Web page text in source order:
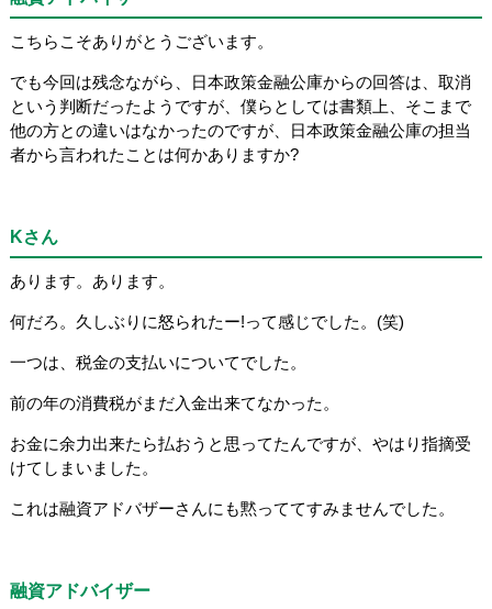
こちらこそありがとうございます。
でも今回は残念ながら、日本政策金融公庫からの回答は、取消
という判断だったようですが、僕らとしては書類上、そこまで
他の方との違いはなかったのですが、日本政策金融公庫の担当
者から言われたことは何かありますか?
Kさん
あります。あります。
何だろ。久しぶりに怒られたー!って感じでした。(笑)
一つは、税金の支払いについてでした。
前の年の消費税がまだ入金出来てなかった。
お金に余力出来たら払おうと思ってたんですが、やはり指摘受
けてしまいました。
これは融資アドバザーさんにも黙っててすみませんでした。
融資アドバイザー